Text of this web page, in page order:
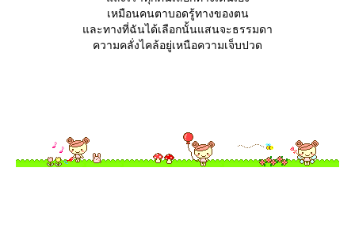
เหมือนคนตาบอดรู้ทางของตน
ละทางที่ฉันได้เลือกนั้นแสนจะธรรมดา
ความคลั่งไคล้อยู่เหนือความเจ็บปวด